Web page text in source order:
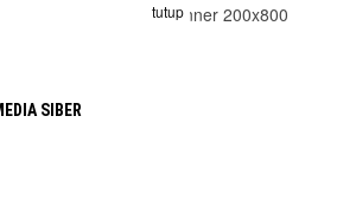
tutup
SIBER